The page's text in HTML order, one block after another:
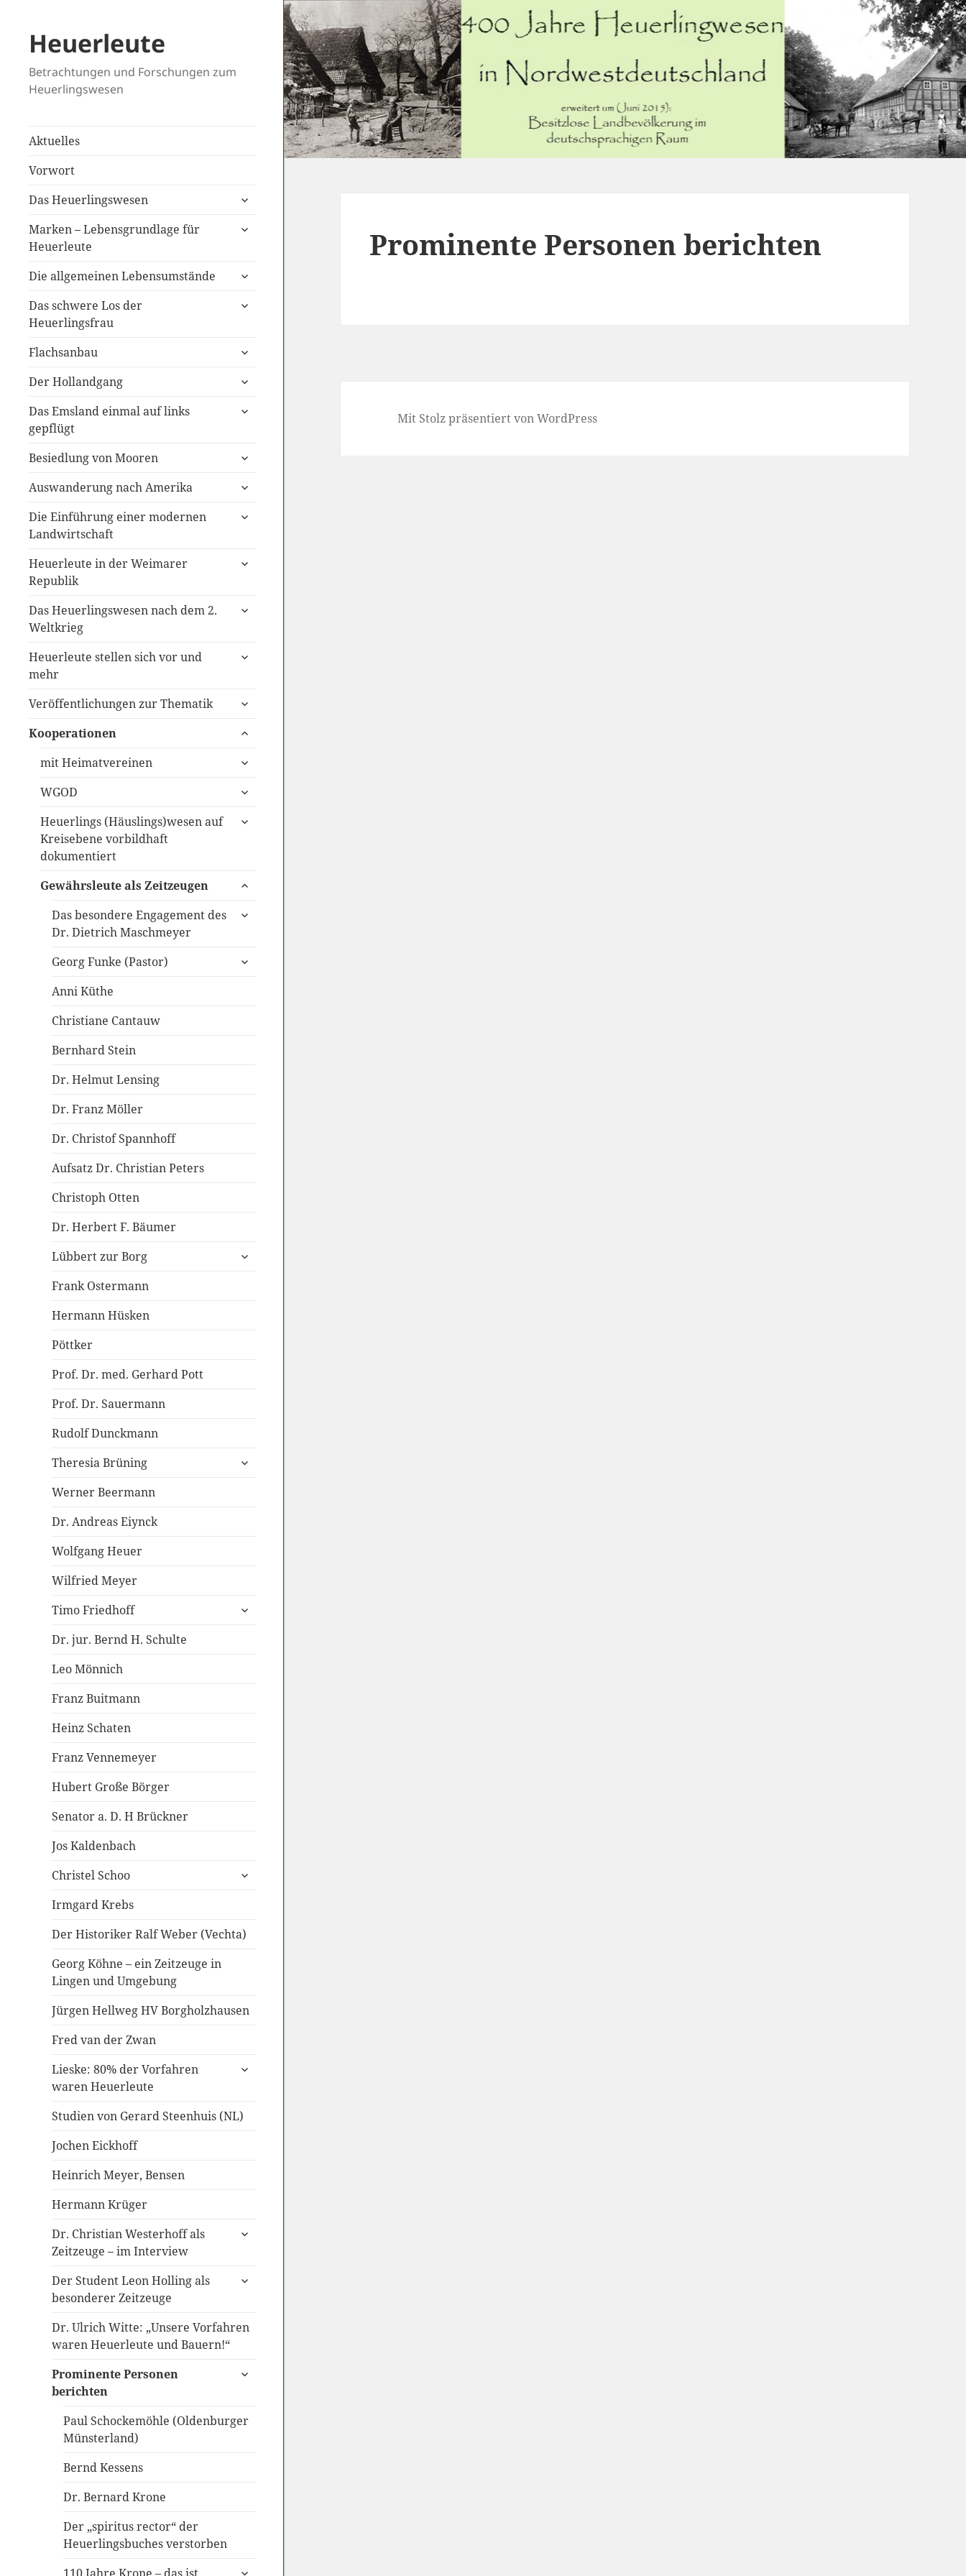
Heuerleute
Betrachtungen und Forschungen zum
Heuerlingswesen
Aktuelles
Vorwort
Das Heuerlingswesen
untermenü
Marken – Lebensgrundlage für
Heuerleute
untermenü
Die allgemeinen Lebensumstände
untermenü
Das schwere Los der
Heuerlingsfrau
untermenü
Flachsanbau
untermenü
Der Hollandgang
untermenü
Das Emsland einmal auf links
gepflügt
untermenü
Besiedlung von Mooren
untermenü
Auswanderung nach Amerika
untermenü
Die Einführung einer modernen
Landwirtschaft
untermenü
Heuerleute in der Weimarer
Republik
untermenü
Das Heuerlingswesen nach dem 2.
Weltkrieg
untermenü
Heuerleute stellen sich vor und
mehr
untermenü
Veröffentlichungen zur Thematik
untermenü
Kooperationen
untermenü
mit Heimatvereinen
untermenü
WGOD
untermenü
Heuerlings (Häuslings)wesen auf
Kreisebene vorbildhaft
dokumentiert
untermenü
Gewährsleute als Zeitzeugen
untermenü
Das besondere Engagement des
Dr. Dietrich Maschmeyer
untermenü
Georg Funke (Pastor)
untermenü
Anni Küthe
Christiane Cantauw
Bernhard Stein
Dr. Helmut Lensing
Dr. Franz Möller
Dr. Christof Spannhoff
Aufsatz Dr. Christian Peters
Christoph Otten
Dr. Herbert F. Bäumer
Lübbert zur Borg
untermenü
Frank Ostermann
Hermann Hüsken
Pöttker
Prof. Dr. med. Gerhard Pott
Prof. Dr. Sauermann
Rudolf Dunckmann
Theresia Brüning
untermenü
Werner Beermann
Dr. Andreas Eiynck
Wolfgang Heuer
Wilfried Meyer
Timo Friedhoff
untermenü
Dr. jur. Bernd H. Schulte
Leo Mönnich
Franz Buitmann
Heinz Schaten
Franz Vennemeyer
Hubert Große Börger
Senator a. D. H Brückner
Jos Kaldenbach
Christel Schoo
untermenü
Irmgard Krebs
Der Historiker Ralf Weber (Vechta)
Georg Köhne – ein Zeitzeuge in
Lingen und Umgebung
Jürgen Hellweg HV Borgholzhausen
Fred van der Zwan
Lieske: 80% der Vorfahren
waren Heuerleute
untermenü
Studien von Gerard Steenhuis (NL)
Jochen Eickhoff
Heinrich Meyer, Bensen
Hermann Krüger
Dr. Christian Westerhoff als
Zeitzeuge – im Interview
untermenü
Der Student Leon Holling als
besonderer Zeitzeuge
untermenü
Dr. Ulrich Witte: „Unsere Vorfahren
waren Heuerleute und Bauern!“
Prominente Personen
berichten
untermenü
Paul Schockemöhle (Oldenburger
Münsterland)
Bernd Kessens
Dr. Bernard Krone
Der „spiritus rector“ der
Heuerlingsbuches verstorben
untermenü
Prominente Personen berichten
Mit Stolz präsentiert von WordPress